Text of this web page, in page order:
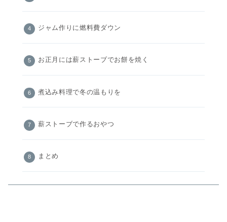
ジャム作りに燃料費ダウン
お正月には薪ストーブでお餅を焼く
煮込み料理で冬の温もりを
薪ストーブで作るおやつ
まとめ